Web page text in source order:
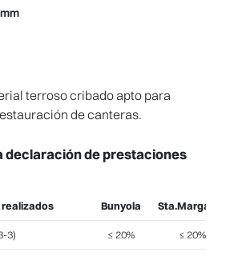
terroso cribado apto para
de canteras.
declaración de prestaciones
Bunyola Sta.Margarita
3) ≤ 20% ≤ 20%